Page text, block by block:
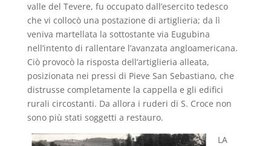
valle del Tevere, fu occupato dall’esercito tedesco
che vi collocò una postazione di artiglieria; da lì
veniva martellata la sottostante via Eugubina
nell’intento di rallentare l’avanzata angloamericana.
Ciò provocò la risposta dell’artiglieria alleata,
posizionata nei pressi di Pieve San Sebastiano, che
distrusse completamente la cappella e gli edifici
rurali circostanti. Da allora i ruderi di S. Croce non
sono più stati soggetti a restauro.
LA